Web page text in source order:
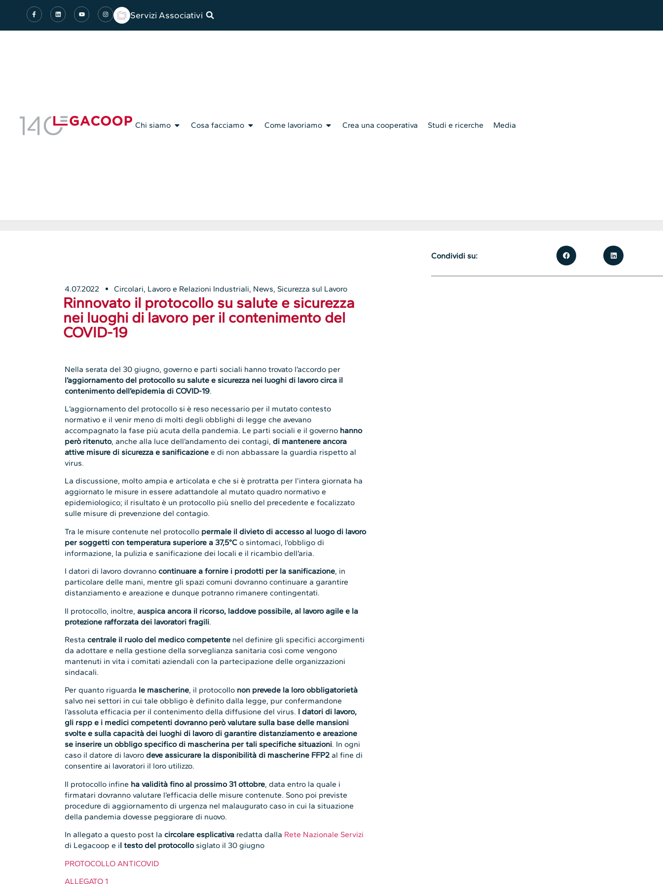
Servizi Associativi
Chi siamo Cosa facciamo Come lavoriamo Crea una cooperativa Studi e ricerche Media
4.07.2022 Circolari, Lavoro e Relazioni Industriali, News, Sicurezza sul Lavoro
Rinnovato il protocollo su salute e sicurezza
nei luoghi di lavoro per il contenimento del
COVID-19
Nella serata del 30 giugno, governo e parti sociali hanno trovato l’accordo per
l’aggiornamento del protocollo su salute e sicurezza nei luoghi di lavoro circa il
contenimento dell’epidemia di COVID-19.
L’aggiornamento del protocollo si è reso necessario per il mutato contesto
normativo e il venir meno di molti degli obblighi di legge che avevano
accompagnato la fase più acuta della pandemia. Le parti sociali e il governo hanno
però ritenuto, anche alla luce dell’andamento dei contagi,di mantenere ancora
attive misure di sicurezza e sanificazionee di non abbassare la guardia rispetto al
virus.
La discussione, molto ampia e articolata e che si è protratta per l’intera giornata ha
aggiornato le misure in essere adattandole al mutato quadro normativo e
epidemiologico; il risultato è un protocollo più snello del precedente e focalizzato
sulle misure di prevenzione del contagio.
Tra le misure contenute nel protocollo permale il divieto di accesso al luogo di lavoro
per soggetti con temperatura superiore a 37,5°C o sintomaci, l’obbligo di
informazione, la pulizia e sanificazione dei locali e il ricambio dell’aria.
I datori di lavoro dovrannocontinuare a fornire i prodotti per la sanificazione, in
particolare delle mani, mentre gli spazi comuni dovranno continuare a garantire
distanziamento e areazione e dunque potranno rimanere contingentati.
Il protocollo, inoltre,auspica ancora il ricorso, laddove possibile, al lavoro agile e la
protezione rafforzata dei lavoratori fragili.
Restacentrale il ruolo del medico competente nel definire gli specifici accorgimenti
da adottare e nella gestione della sorveglianza sanitaria così come vengono
mantenuti in vita i comitati aziendali con la partecipazione delle organizzazioni
sindacali.
Per quanto riguarda le mascherine, il protocollo non prevede la loro obbligatorietà
salvo nei settori in cui tale obbligo è definito dalla legge, pur confermandone
l’assoluta efficacia per il contenimento della diffusione del virus. I datori di lavoro,
gli rspp e i medici competenti dovranno però valutare sulla base delle mansioni
svolte e sulla capacità dei luoghi di lavoro di garantire distanziamento e areazione
se inserire un obbligo specifico di mascherina per tali specifiche situazioni. In ogni
caso il datore di lavorodeve assicurare la disponibilità di mascherine FFP2 al fine di
consentire ai lavoratori il loro utilizzo.
Il protocollo infine ha validità fino al prossimo 31 ottobre, data entro la quale i
firmatari dovranno valutare l’efficacia delle misure contenute. Sono poi previste
procedure di aggiornamento di urgenza nel malaugurato caso in cui la situazione
della pandemia dovesse peggiorare di nuovo.
In allegato a questo post lacircolare esplicativa redatta dalla Rete Nazionale Servizi
di Legacoop e il testo del protocollosiglato il 30 giugno
PROTOCOLLO ANTICOVID
ALLEGATO 1
Condividi su: